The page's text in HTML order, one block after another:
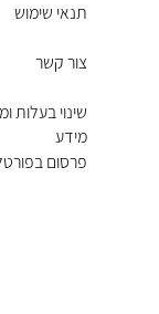
תנאי שימוש
צור קשר
שינוי בעלות
מידע
פרסום